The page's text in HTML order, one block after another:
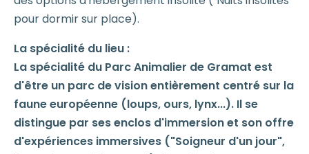
pour dormir sur place).
La spécialité du lieu :
La spécialité du Parc Animalier de Gramat est
d'être un parc de vision entièrement centré sur la
faune européenne (loups, ours, lynx...). Il se
distingue par ses enclos d'immersion et son offre
d'expériences immersives ("Soigneur d'un jour",